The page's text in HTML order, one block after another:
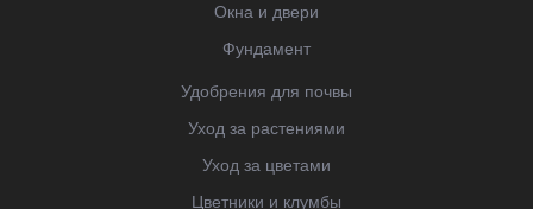
Окна и двери
Фундамент
Удобрения для почвы
Уход за растениями
Уход за цветами
Цветники и клумбы